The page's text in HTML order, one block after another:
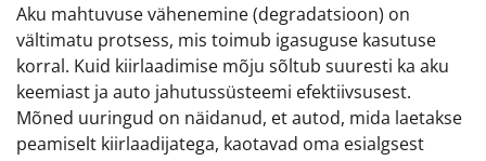
Aku mahtuvuse vähenemine (degradatsioon) on
vältimatu protsess, mis toimub igasuguse kasutuse
korral. Kuid kiirlaadimise mõju sõltub suuresti ka aku
keemiast ja auto jahutussüsteemi efektiivsusest.
Mõned uuringud on näidanud, et autod, mida laetakse
peamiselt kiirlaadijatega, kaotavad oma esialgsest